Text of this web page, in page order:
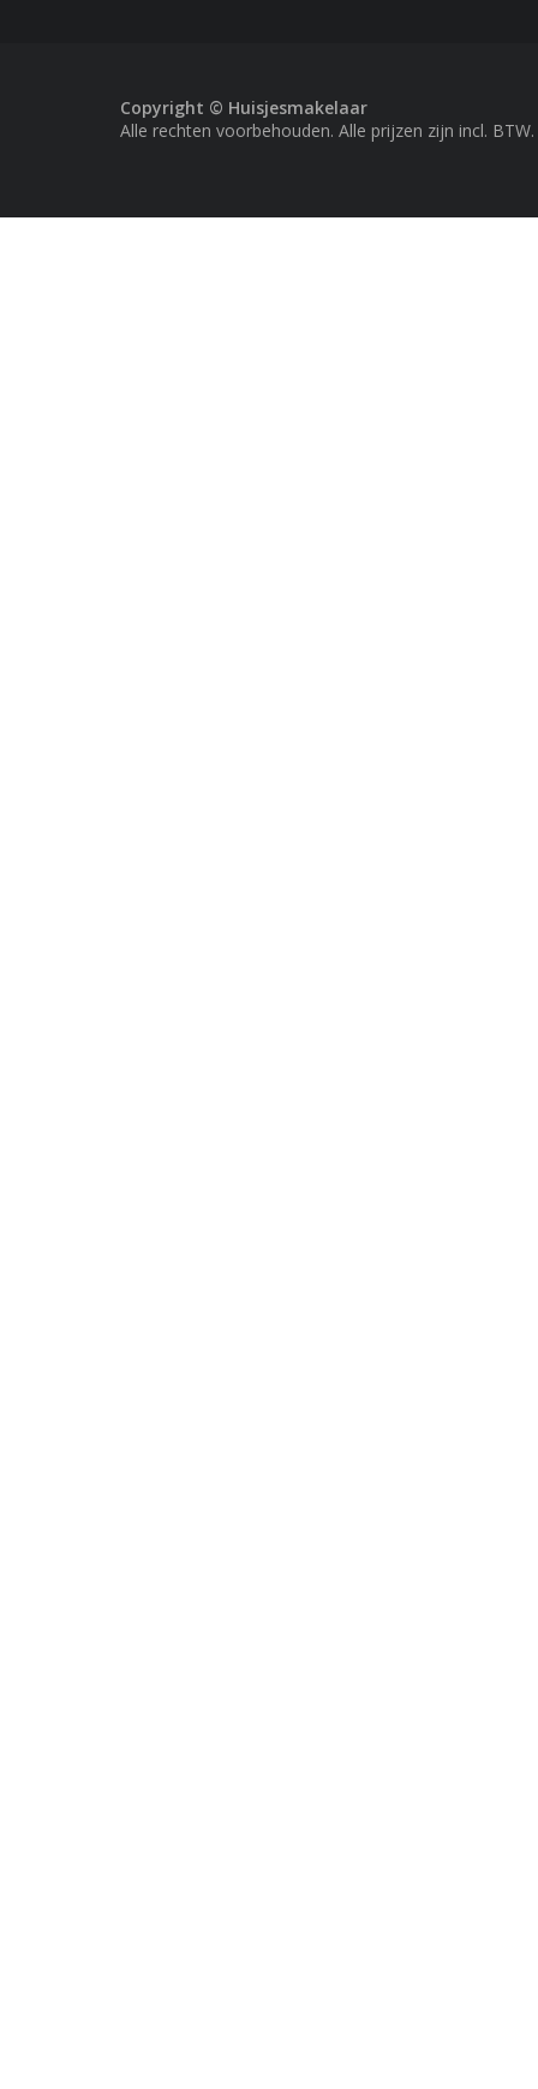
Copyright © Huisjesmakelaar
Alle rechten voorbehouden. Alle prijzen zijn incl. BTW.